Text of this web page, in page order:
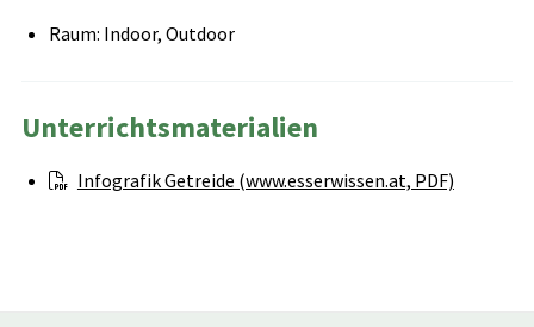
Raum: Indoor, Outdoor
Unterrichtsmaterialien
Infografik Getreide (www.esserwissen.at, PDF)